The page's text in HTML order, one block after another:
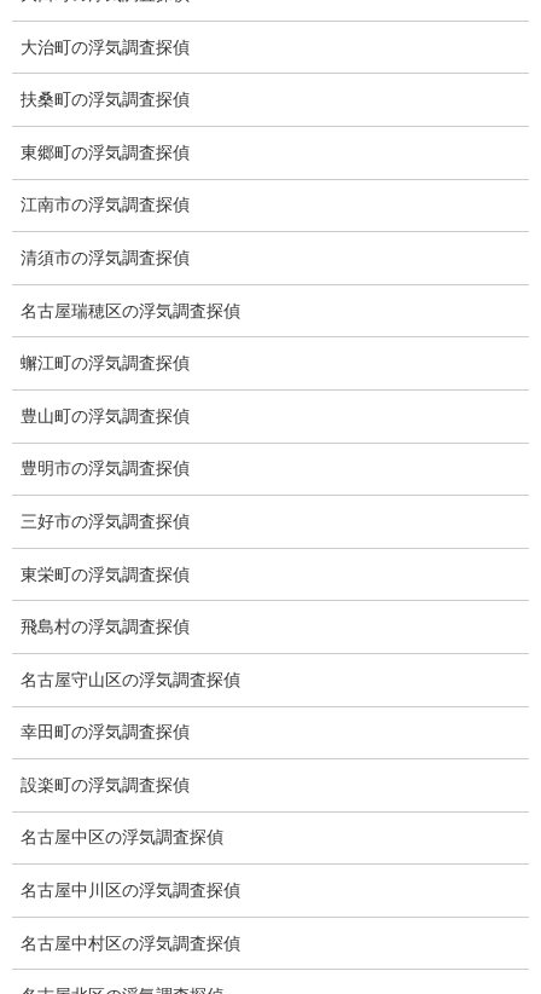
探偵
探偵を本業
調査機器
探偵の資格
弁護士紹介
浮気調査
浮気調査プランのご案内
浮気調査の相場
調査費用と調査日数の目安
浮気調査料金の比較例
GPS検索調査
GPS調査
車両調査
浮気調査地域
浮気調査関連調査
大治町の浮気調査探偵
扶桑町の浮気調査探偵
東郷町の浮気調査探偵
江南市の浮気調査探偵
清須市の浮気調査探偵
名古屋瑞穂区の浮気調査探偵
蠏江町の浮気調査探偵
豊山町の浮気調査探偵
豊明市の浮気調査探偵
三好市の浮気調査探偵
東栄町の浮気調査探偵
飛島村の浮気調査探偵
名古屋守山区の浮気調査探偵
幸田町の浮気調査探偵
設楽町の浮気調査探偵
名古屋中区の浮気調査探偵
名古屋中川区の浮気調査探偵
名古屋中村区の浮気調査探偵